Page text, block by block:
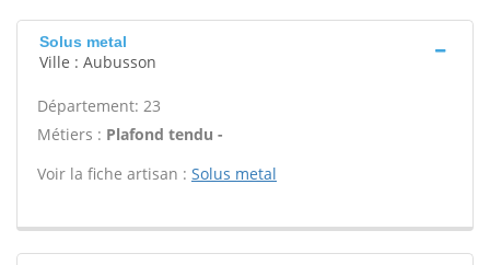
Solus metal
Ville : Aubusson
Département: 23
Métiers : Plafond tendu -
Voir la fiche artisan : Solus metal